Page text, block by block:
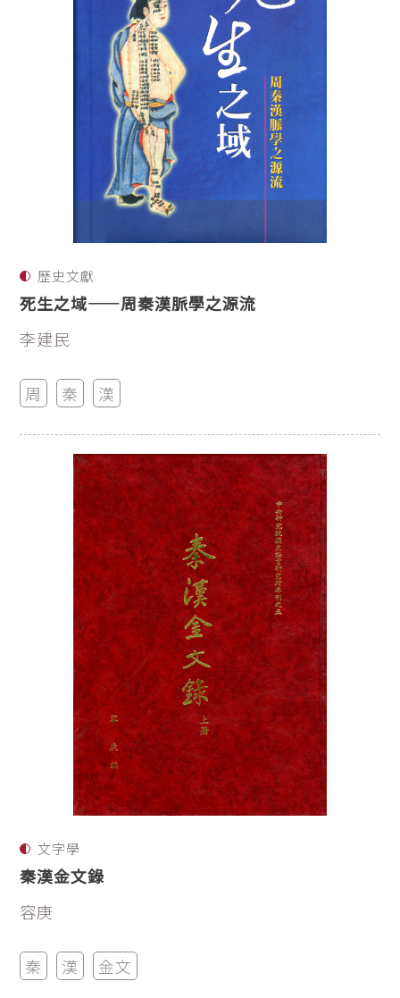
歷史文獻
死生之域——周秦漢脈學之源流
李建民
周 秦 漢
文字學
秦漢金文錄
容庚
秦 漢 金文